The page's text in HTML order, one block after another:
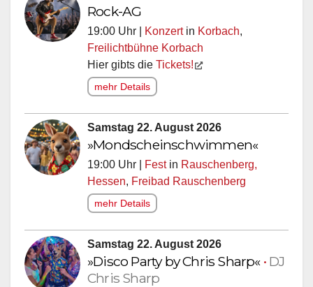
Rock-AG
19:00 Uhr | Konzertin Korbach,
Freilichtbühne Korbach
Hier gibts die Tickets!
mehr Details
Samstag 22. August 2026
»Mondscheinschwimmen«
19:00 Uhr | Festin Rauschenberg,
Hessen, Freibad Rauschenberg
mehr Details
Samstag 22. August 2026
»Disco Party by Chris Sharp« • DJ
Chris Sharp